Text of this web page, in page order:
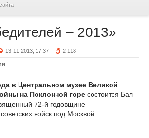
– 2013»
13-11-2013, 17:37 2 118
в Центральном музее Великой
на Поклонной горе состоится Бал
72-й годовщине
войск под Москвой.